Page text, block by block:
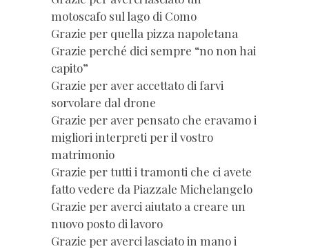
motoscafo sul lago di Como
Grazie per quella pizza napoletana
Grazie perché dici sempre “no non hai
capito”
Grazie per aver accettato di farvi
sorvolare dal drone
Grazie per aver pensato che eravamo i
migliori interpreti per il vostro
matrimonio
Grazie per tutti i tramonti che ci avete
fatto vedere da Piazzale Michelangelo
Grazie per averci aiutato a creare un
nuovo posto di lavoro
Grazie per averci lasciato in mano i